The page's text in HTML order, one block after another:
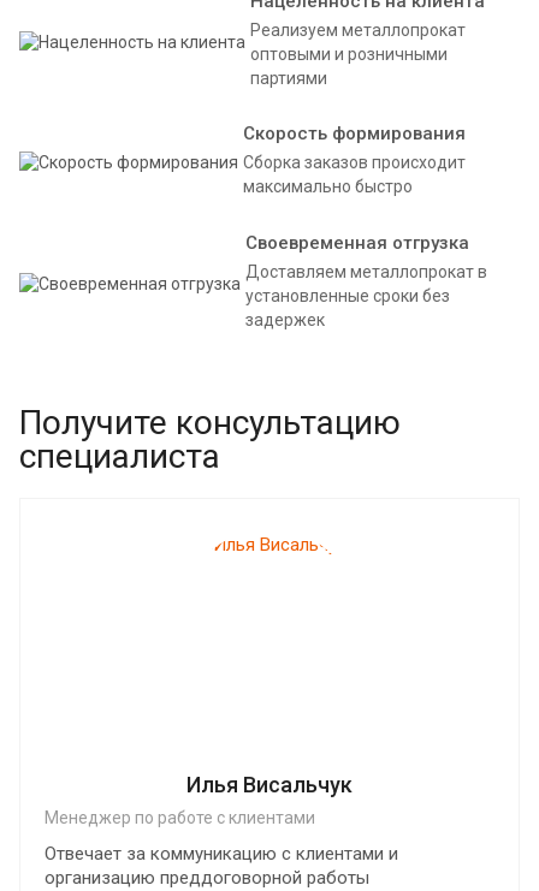
Реализуем металлопрокат
оптовыми и розничными
партиями
Скорость формирования
Сборка заказов происходит
максимально быстро
Своевременная отгрузка
Доставляем металлопрокат в
установленные сроки без
задержек
Получите консультацию
специалиста
Илья Висальчук
Менеджер по работе с клиентами
Отвечает за коммуникацию с клиентами и
организацию преддоговорной работы